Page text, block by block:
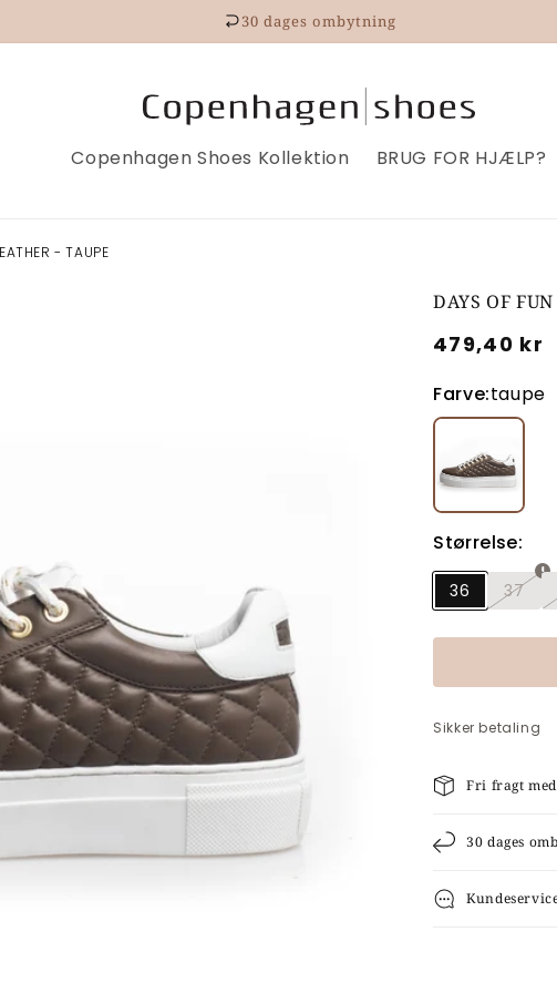
30 dages ombytning
Copenhagen Shoes Kollektion BRUG FOR HJÆLP?
- TAUPE
DAYS OF
479,40 kr
Farve:taupe
Størrelse:
36 37
Sikker betaling
Fri fragt med
30 dages